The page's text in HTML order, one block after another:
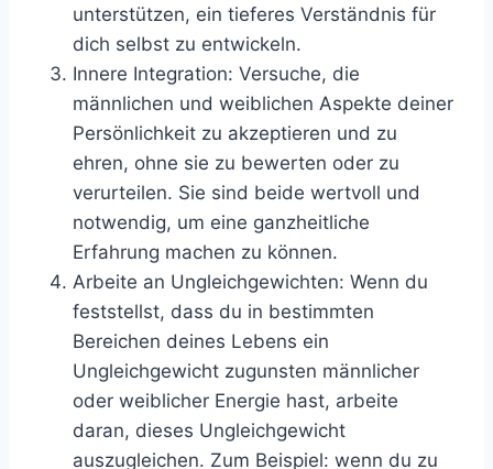
unterstützen, ein tieferes Verständnis für
dich selbst zu entwickeln.
Innere Integration: Versuche, die
männlichen und weiblichen Aspekte deiner
Persönlichkeit zu akzeptieren und zu
ehren, ohne sie zu bewerten oder zu
verurteilen. Sie sind beide wertvoll und
notwendig, um eine ganzheitliche
Erfahrung machen zu können.
Arbeite an Ungleichgewichten: Wenn du
feststellst, dass du in bestimmten
Bereichen deines Lebens ein
Ungleichgewicht zugunsten männlicher
oder weiblicher Energie hast, arbeite
daran, dieses Ungleichgewicht
auszugleichen. Zum Beispiel: wenn du zu